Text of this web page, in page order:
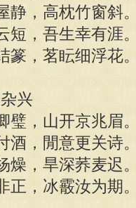
静，高枕竹窗斜
短，吾生幸有涯
篆，茗眃细浮花
兴
璧，山开京兆眉
酒，閒意更关诗
燥，旱深荞麦迟
正，冰霰汝为期